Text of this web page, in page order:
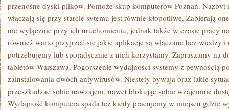
przenośne dyski plików. Pomoże skup komputerów Poznań.
włączają się przy starcie sytemu jest równie kłopotliwe. Zabierają
nie wyłącznie przy ich uruchomieniu, jednak także w czasie pracy
również warto przyjrzeć się jakie aplikacje są włączane bez wiedzy
potrzebujemy lub sporadycznie z nich korzystamy. Zapraszamy na
tabletów Warszawa. Pogorszenie wydajności systemy z pewnością
zainstalowania dwóch antywirusów. Niestety bywają oraz takie
przeszkadzać sobie nawzajem, nawet blokując sobie wzajemnie
Wydajność komputera spada też kiedy pracujemy w miejscu gdzie